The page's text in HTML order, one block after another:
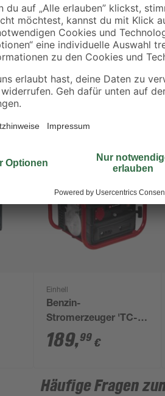
Einhell
Benzin-
Stromerzeuger 'TC-
PG 10/E5'
189,99 €
Häufige Fragen